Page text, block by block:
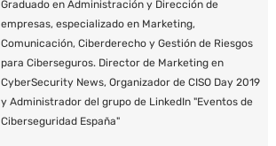
Graduado en Administración y Dirección de
empresas, especializado en Marketing,
Comunicación, Ciberderecho y Gestión de Riesgos
para Ciberseguros. Director de Marketing en
CyberSecurity News, Organizador de CISO Day 2019
y Administrador del grupo de LinkedIn "Eventos de
Ciberseguridad España"